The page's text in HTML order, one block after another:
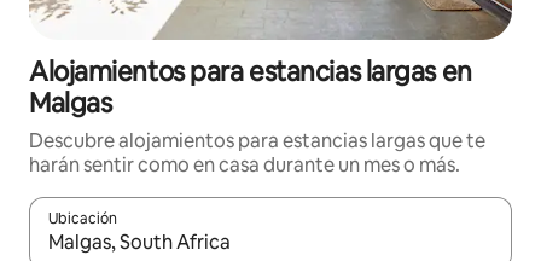
Alojamientos para estancias largas en
Malgas
Descubre alojamientos para estancias largas que te
harán sentir como en casa durante un mes o más.
Ubicación
Cuando los resultados estén disponibles, podrás navegar